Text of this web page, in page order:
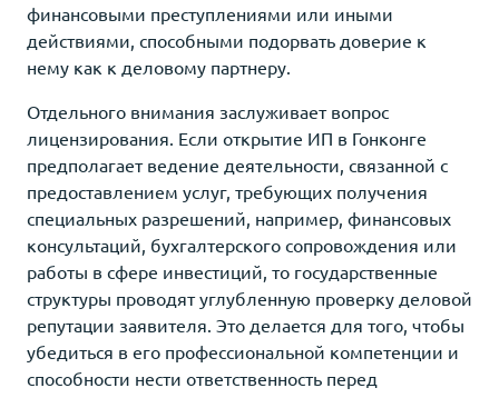
финансовыми преступлениями или иными
действиями, способными подорвать доверие к
нему как к деловому партнеру.
Отдельного внимания заслуживает вопрос
лицензирования. Если открытие ИП в Гонконге
предполагает ведение деятельности, связанной с
предоставлением услуг, требующих получения
специальных разрешений, например, финансовых
консультаций, бухгалтерского сопровождения или
работы в сфере инвестиций, то государственные
структуры проводят углубленную проверку деловой
репутации заявителя. Это делается для того, чтобы
убедиться в его профессиональной компетенции и
способности нести ответственность перед